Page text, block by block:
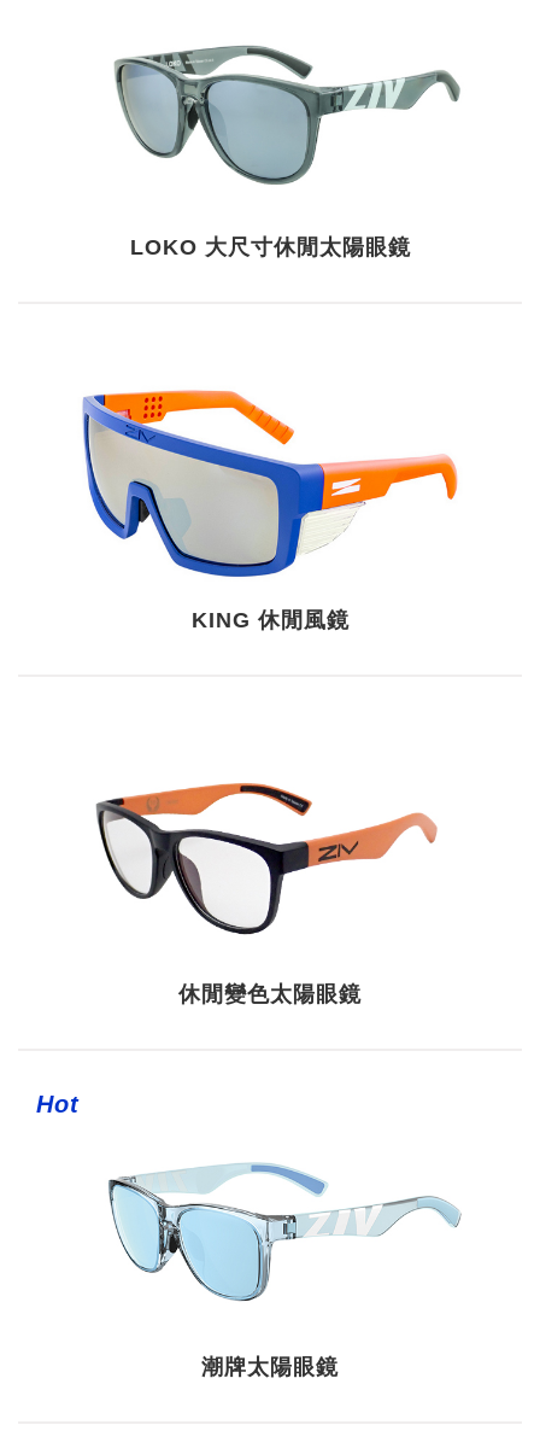
LOKO 大尺寸休閒太陽眼鏡
KING 休閒風鏡
休閒變色太陽眼鏡
Hot
潮牌太陽眼鏡